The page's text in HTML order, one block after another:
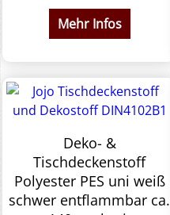
Mehr Infos
Deko- &
Tischdeckenstoff
Polyester PES uni weiß
schwer entflammbar ca.